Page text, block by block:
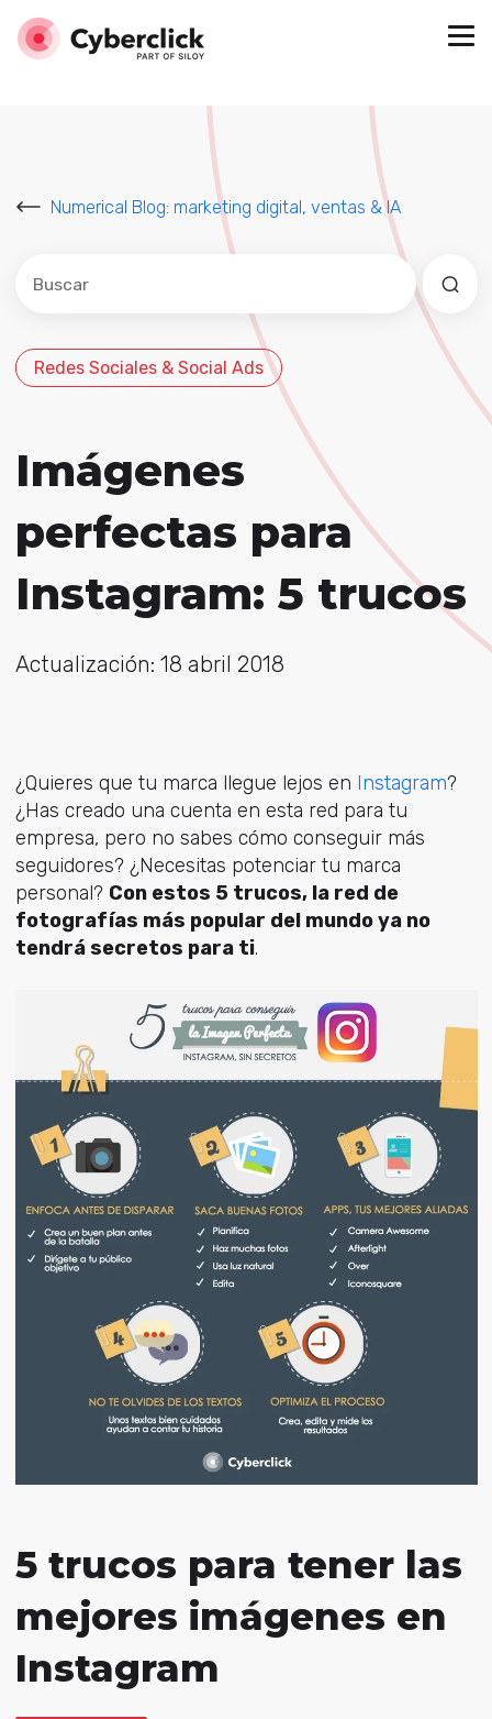
Numerical Blog: marketing digital, ventas & IA
Este es un campo de búsqueda con una función de
No hay sugerencias porque el campo de
Redes Sociales & Social Ads
Imágenes
perfectas para
Instagram: 5 trucos
Actualización: 18 abril 2018
¿Quieres que tu marca llegue lejos en Instagram?
¿Has creado una cuenta en esta red para tu
empresa, pero no sabes cómo conseguir más
seguidores? ¿Necesitas potenciar tu marca
personal? Con estos 5 trucos, la red de
fotografías más popular del mundo ya no
tendrá secretos para ti.
5 trucos para tener las
mejores imágenes en
Instagram